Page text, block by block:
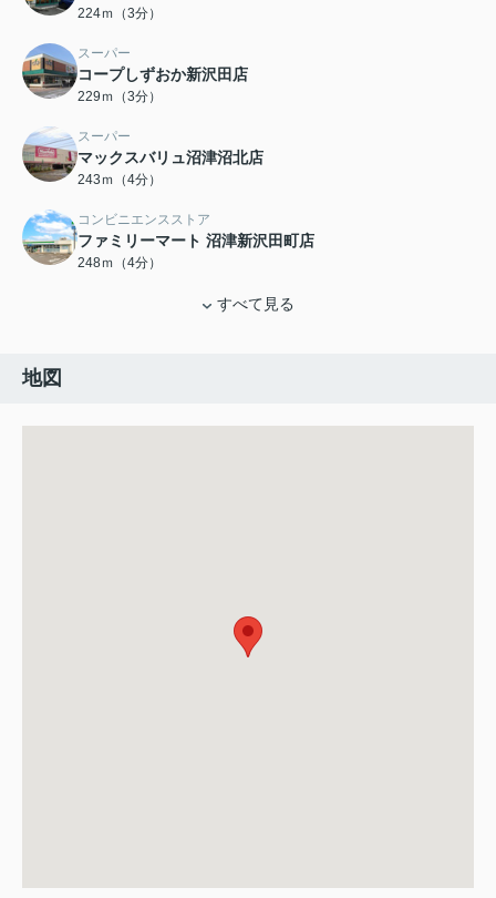
224ｍ（3分）
スーパー
コープしずおか新沢田店
229ｍ（3分）
スーパー
マックスバリュ沼津沼北店
243ｍ（4分）
コンビニエンスストア
ファミリーマート 沼津新沢田町店
248ｍ（4分）
すべて見る
地図